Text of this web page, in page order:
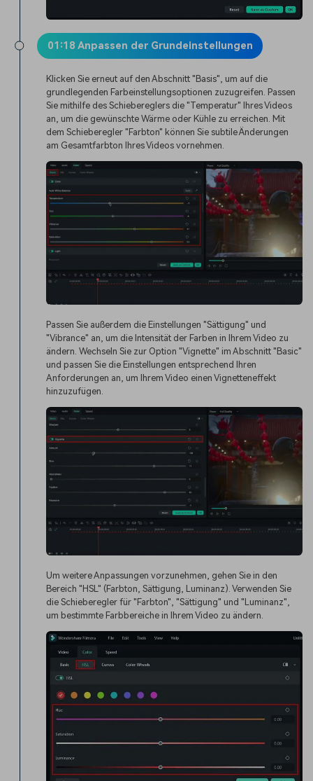
01:18 Anpassen der Grundeinstellungen
Klicken Sie erneut auf den Abschnitt "Basis", um auf die
grundlegenden Farbeinstellungsoptionen zuzugreifen. Passen
Sie mithilfe des Schiebereglers die "Temperatur" Ihres Videos
an, um die gewünschte Wärme oder Kühle zu erreichen. Mit
dem Schieberegler "Farbton" können Sie subtile Änderungen
am Gesamtfarbton Ihres Videos vornehmen.
Passen Sie außerdem die Einstellungen "Sättigung" und
"Vibrance" an, um die Intensität der Farben in Ihrem Video zu
ändern. Wechseln Sie zur Option "Vignette" im Abschnitt "Basic"
und passen Sie die Einstellungen entsprechend Ihren
Anforderungen an, um Ihrem Video einen Vignetteneffekt
hinzuzufügen.
Um weitere Anpassungen vorzunehmen, gehen Sie in den
Bereich "HSL" (Farbton, Sättigung, Luminanz). Verwenden Sie
die Schieberegler für "Farbton", "Sättigung" und "Luminanz",
um bestimmte Farbbereiche in Ihrem Video zu ändern.